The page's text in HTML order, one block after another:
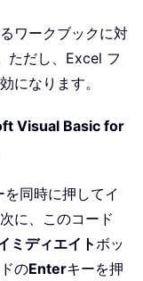
ワークブックに対
ただし、Excel フ
になります。
Visual Basic for
を同時に押してイ
に、このコード
ミディエイトボッ
のEnterキーを押